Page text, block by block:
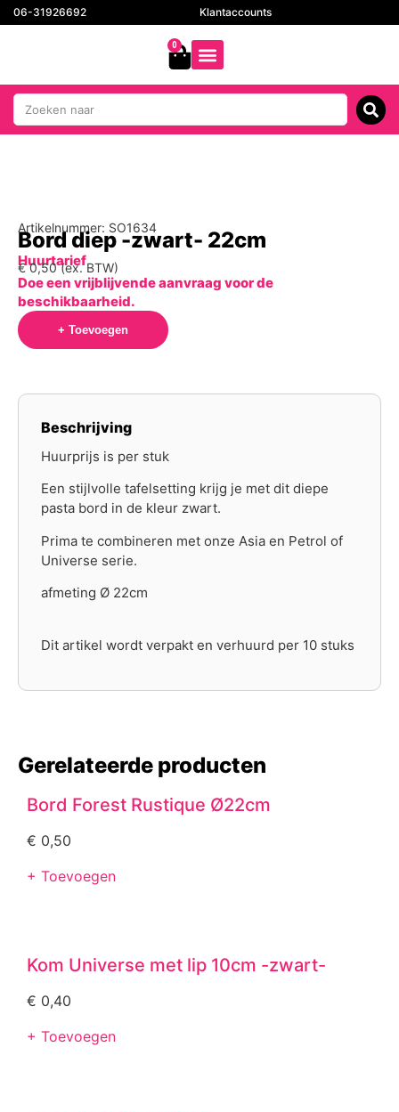
06-31926692 Klantaccounts
0
Artikelnummer: SO1634
Bord diep -zwart- 22cm
Huurtarief
€0,50(ex. BTW)
Doe een vrijblijvende aanvraag voor de
beschikbaarheid.
+ Toevoegen
Beschrijving
Huurprijs is per stuk
Een stijlvolle tafelsetting krijg je met dit diepe
pasta bord in de kleur zwart.
Prima te combineren met onze Asia en Petrol of
Universe serie.
afmeting Ø 22cm
Dit artikel wordt verpakt en verhuurd per 10 stuks
Gerelateerde producten
Bord Forest Rustique Ø22cm
€ 0,50
+ Toevoegen
Kom Universe met lip 10cm -zwart-
€ 0,40
+ Toevoegen